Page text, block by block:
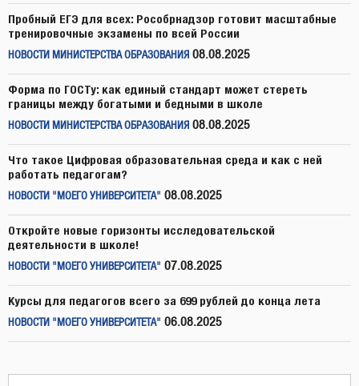
Пробный ЕГЭ для всех: Рособрнадзор готовит масштабные
тренировочные экзамены по всей России
НОВОСТИ МИНИСТЕРСТВА ОБРАЗОВАНИЯ 08.08.2025
Форма по ГОСТу: как единый стандарт может стереть
границы между богатыми и бедными в школе
НОВОСТИ МИНИСТЕРСТВА ОБРАЗОВАНИЯ 08.08.2025
Что такое Цифровая образовательная среда и как с ней
работать педагогам?
НОВОСТИ "МОЕГО УНИВЕРСИТЕТА" 08.08.2025
Откройте новые горизонты исследовательской
деятельности в школе!
НОВОСТИ "МОЕГО УНИВЕРСИТЕТА" 07.08.2025
Курсы для педагогов всего за 699 рублей до конца лета
НОВОСТИ "МОЕГО УНИВЕРСИТЕТА" 06.08.2025